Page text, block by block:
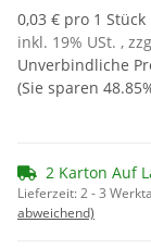
0,03 € pro 1 Stück
inkl. 19% USt. ,
Unverbindliche
(Sie sparen
2 Karton Auf
Lieferzeit:2 - 3
abweichend)